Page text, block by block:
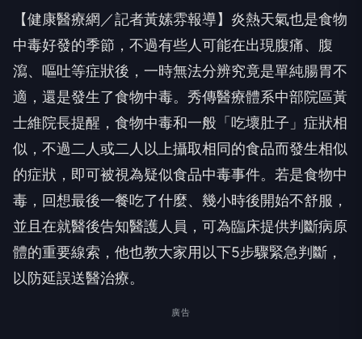
【健康醫療網／記者黃嫊雰報導】炎熱天氣也是食物
中毒好發的季節，不過有些人可能在出現腹痛、腹
瀉、嘔吐等症狀後，一時無法分辨究竟是單純腸胃不
適，還是發生了食物中毒。秀傳醫療體系中部院區黃
士維院長提醒，食物中毒和一般「吃壞肚子」症狀相
似，不過二人或二人以上攝取相同的食品而發生相似
的症狀，即可被視為疑似食品中毒事件。若是食物中
毒，回想最後一餐吃了什麼、幾小時後開始不舒服，
並且在就醫後告知醫護人員，可為臨床提供判斷病原
體的重要線索，他也教大家用以下5步驟緊急判斷，
以防延誤送醫治療。
廣告